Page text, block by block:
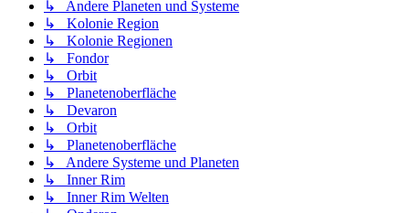
↳ Andere Planeten und Systeme
↳ Kolonie Region
↳ Kolonie Regionen
↳ Fondor
↳ Orbit
↳ Planetenoberfläche
↳ Devaron
↳ Orbit
↳ Planetenoberfläche
↳ Andere Systeme und Planeten
↳ Inner Rim
↳ Inner Rim Welten